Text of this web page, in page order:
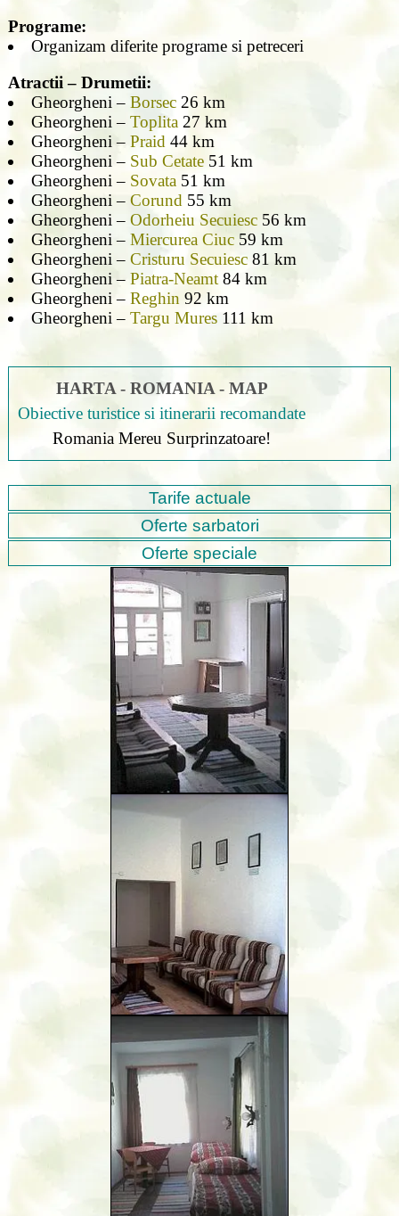
Programe:
Organizam diferite programe si petreceri
Atractii – Drumetii:
Gheorgheni – Borsec26 km
Gheorgheni – Toplita27 km
Gheorgheni – Praid 44 km
Gheorgheni – Sub Cetate51 km
Gheorgheni – Sovata 51 km
Gheorgheni – Corund 55 km
Gheorgheni – Odorheiu Secuiesc56 km
Gheorgheni – Miercurea Ciuc59 km
Gheorgheni – Cristuru Secuiesc81 km
Gheorgheni – Piatra-Neamt84 km
Gheorgheni – Reghin 92 km
Gheorgheni – Targu Mures111 km
HARTA - ROMANIA - MAP
Obiective turistice si itinerarii recomandate
Romania Mereu Surprinzatoare!
Tarife actuale
Oferte sarbatori
Oferte speciale